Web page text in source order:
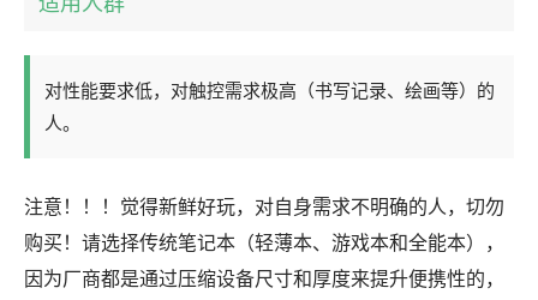
对性能要求低，对触控需求极高（书写记录、绘画等）的
人。
注意！！！觉得新鲜好玩，对自身需求不明确的人，切勿
购买！请选择传统笔记本（轻薄本、游戏本和全能本），
因为厂商都是通过压缩设备尺寸和厚度来提升便携性的，